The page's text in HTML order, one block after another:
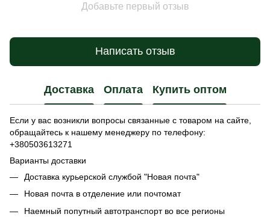
Добавьте первый отзыв
Написать отзыв
Доставка Оплата Купить оптом
Если у вас возникли вопросы связанные с товаром на сайте,
обращайтесь к нашему менеджеру по телефону:
+380503613271
Варианты доставки
Доставка курьерской службой "Новая почта"
Новая почта в отделение или почтомат
Наемный попутный автотранспорт во все регионы